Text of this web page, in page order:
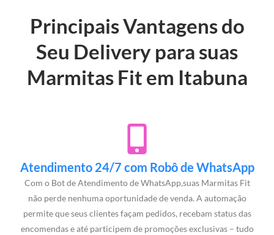
Principais Vantagens do
Seu Delivery para suas
Marmitas Fit em Itabuna
Atendimento 24/7 com Robô de WhatsApp
Com o Bot de Atendimento de WhatsApp,suas Marmitas Fit
não perde nenhuma oportunidade de venda. A automação
permite que seus clientes façam pedidos, recebam status das
encomendas e até participem de promoções exclusivas – tudo